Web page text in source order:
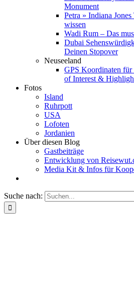
Monument
Petra » Indiana
wissen
Wadi Rum – Das
Dubai
Deinen Stopover
Neuseeland
GPS Koordinaten
of Interest &
Fotos
Island
Ruhrpott
USA
Lofoten
Jordanien
Über diesen Blog
Gastbeiträge
Entwicklung von
Media Kit & Infos für
Suche nach: